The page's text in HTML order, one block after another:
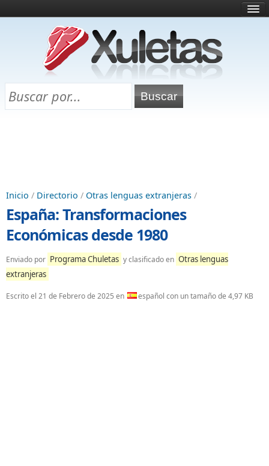
¿Qué es esto?
Directorio
Chuletas para exámenes
Inicio / Directorio / Otras lenguas extranjeras /
España: Transformaciones
Económicas desde 1980
Enviado por Programa Chuletas y clasificado en Otras lenguas
extranjeras
Escrito el 21 de Febrero de 2025 en español con un tamaño de 4,97 KB